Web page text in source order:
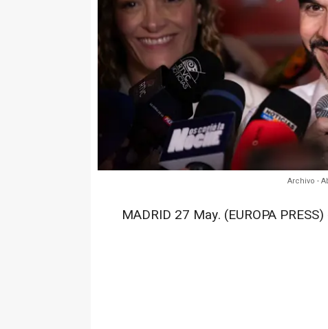
Archivo -
MADRID 27 May. (EUROPA PRESS)